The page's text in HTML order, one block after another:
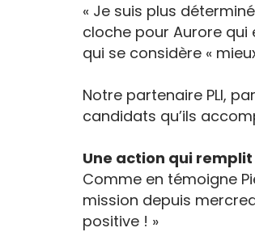
« Je suis plus
cloche pour Aurore qui
qui se considère «
Notre partenaire PLI,
candidats qu’ils
Une action qui
Comme en témoigne
mission depuis
positive ! »